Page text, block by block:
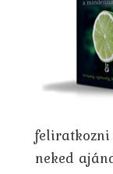
feliratkozni
neked